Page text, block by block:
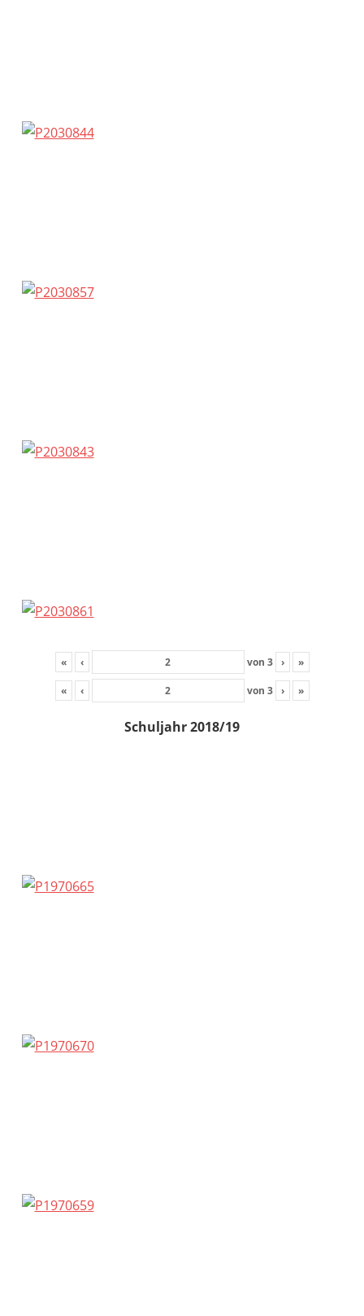
« ‹ von 3 › »
« ‹ von 3 › »
Schuljahr 2018/19